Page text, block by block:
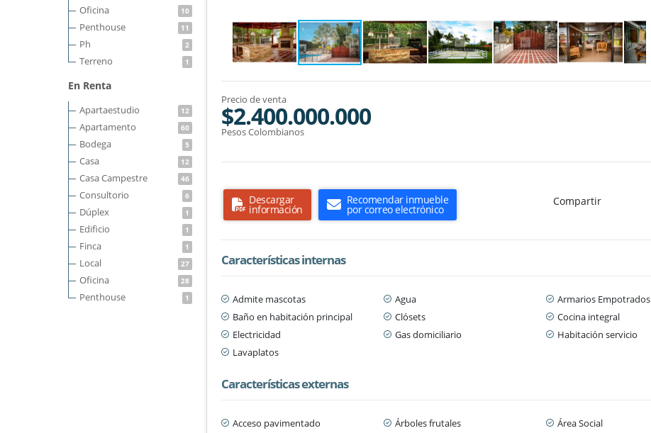
Oficina 10
Penthouse 11
Ph 2
Terreno 1
En Renta
Apartaestudio 12
Apartamento 60
Bodega 5
Casa 12
Casa Campestre 46
Consultorio 6
Dúplex 1
Edificio 1
Finca 1
Local 27
Oficina 28
Penthouse 1
Precio de venta
$2.400.000.000
Pesos Colombianos
Descargar
información
Recomendar inmueble
por correo electrónico
Compartir
Características internas
Admite mascotas Agua Armarios Empotrados
Baño en habitación principal
Clósets Cocina integral
Electricidad
Gas domiciliario Habitación servicio
Lavaplatos
Características externas
Acceso pavimentado Árboles frutales Área Social